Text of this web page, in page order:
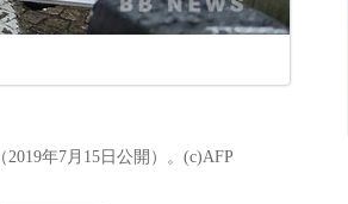
年7月15日公開）。(c)AFP